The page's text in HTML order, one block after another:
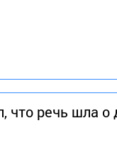
что речь шла о